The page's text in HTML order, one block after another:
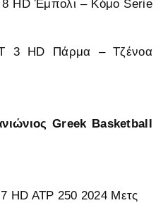
HD Έμπολι – Κόμο Serie
3 HD Πάρμα – Τζένοα
Greek Basketball
HD ATP 250 2024 Μετς